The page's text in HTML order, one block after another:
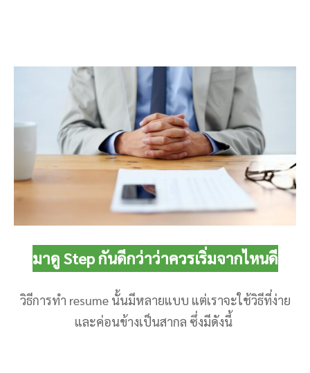
มาดู Step กันดีกว่าว่าควรเริ่มจากไหนดี
วิธีการทํา resume นั้นมีหลายแบบ แต่เราจะใช้วิธีที่ง่าย
และค่อนข้างเป็นสากล ซึ่งมีดังนี้